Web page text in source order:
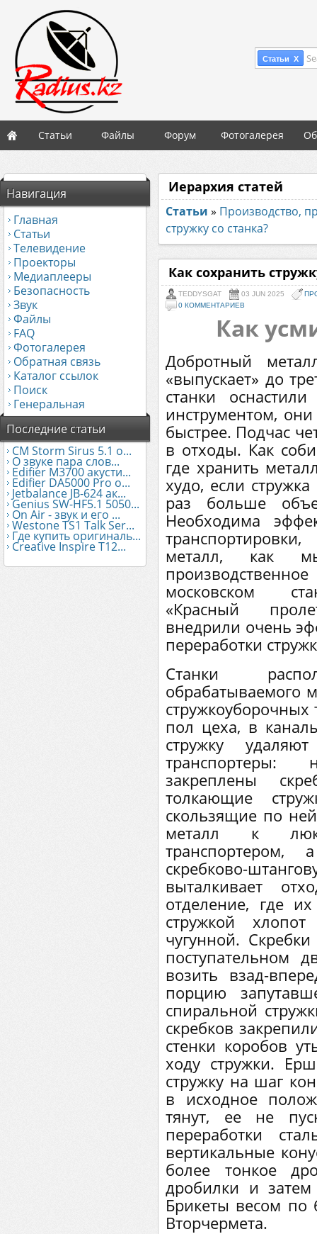
Статьи X
Статьи Файлы Форум Фотогалерея
Навигация
Главная
Статьи
Телевидение
Проекторы
Медиаплееры
Безопасность
Звук
Файлы
FAQ
Фотогалерея
Обратная связь
Каталог ссылок
Поиск
Генеральная
Последние статьи
CM Storm Sirus 5.1 о...
О звуке пара слов...
Edifier М3700 акусти...
Edifier DA5000 Pro о...
Jetbalance JB-624 ак...
Genius SW-HF5.1 5050...
On Air - звук и его ...
Westone TS1 Talk Ser...
Где купить оригиналь...
Creative Inspire T12...
Иерархия статей
Статьи » Производство,
стружку со станка?
Как сохранить
TEDDYSGAT 03 JUN 2025
0 КОММЕНТАРИЕВ
Как
Добротный
«выпускает» до
станки
инструментом,
быстрее. Подчас
в отходы. Как
где хранить
худо, если
раз больше
Необходима
металл, как
московском
«Красный
внедрили очень
переработки
Станки
обрабатываемого
стружкоуборочных
пол цеха, в
стружку
закреплены
толкающие
скользящие по
металл к
скребково-
выталкивает
отделение, где
стружкой
чугунной.
поступательном
возить взад-
порцию
спиральной
скребков
стенки коробов
ходу стружки.
стружку на шаг
в исходное
тянут, ее не
переработки
вертикальные
более тонкое
дробилки и
Брикеты весом
Вторчермета.